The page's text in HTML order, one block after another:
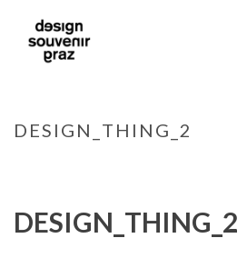
DESIGN_THING_2
DESIGN_THING_2